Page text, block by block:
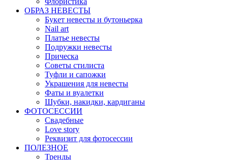
ОБРАЗ НЕВЕСТЫ
Букет невесты и бутоньерка
Nail art
Платье невесты
Подружки невесты
Прическа
Советы стилиста
Туфли и сапожки
Украшения для невесты
Фаты и вуалетки
Шубки, накидки, кардиганы
ФОТОСЕССИИ
Свадебные
Love story
Реквизит для фотосессии
ПОЛЕЗНОЕ
Тренды